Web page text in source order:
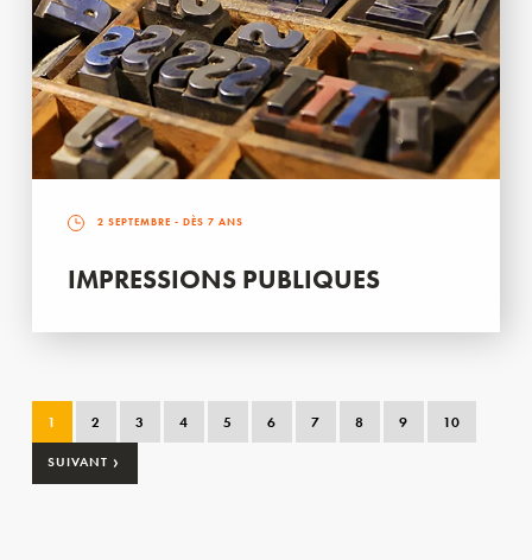
2 SEPTEMBRE - DÈS 7 ANS
IMPRESSIONS PUBLIQUES
1 2 3 4 5 6 7 8 9 10
SUIVANT ›